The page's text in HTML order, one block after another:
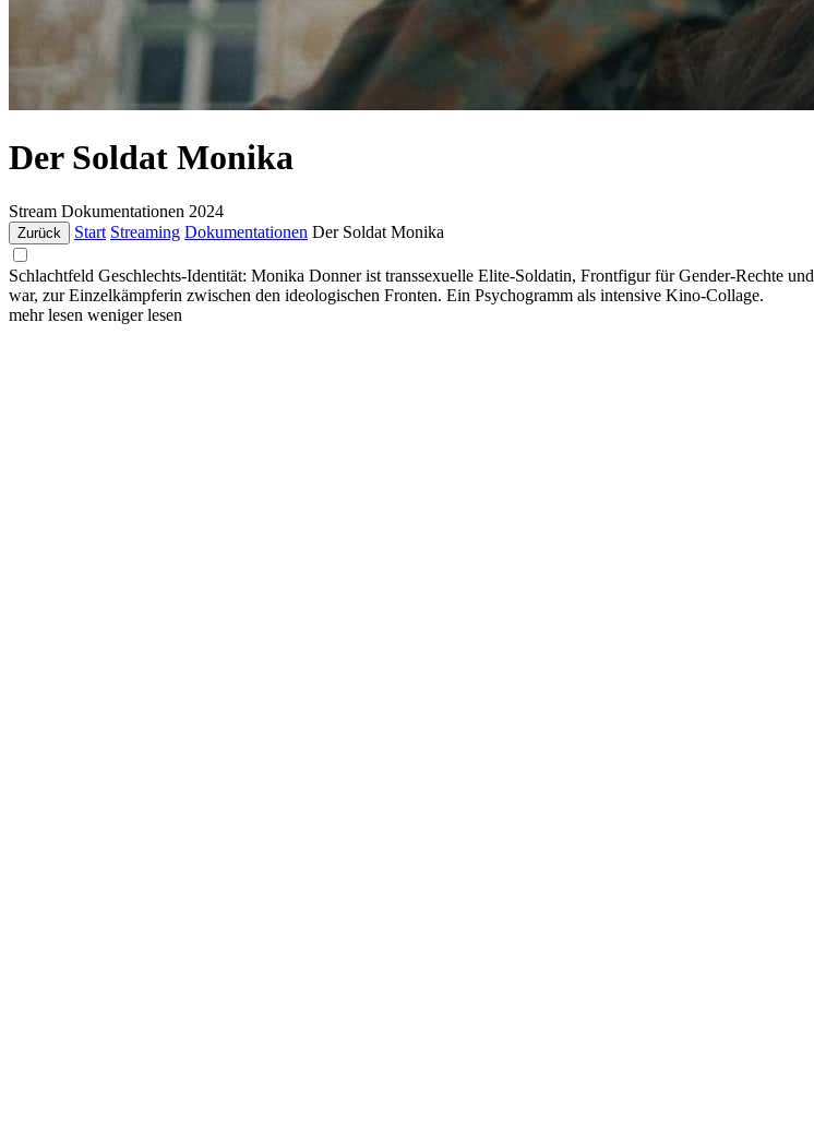
Der Soldat Monika
Stream Dokumentationen 2024
Zurück Start Streaming Dokumentationen Der Soldat Monika
Schlachtfeld Geschlechts-Identität: Monika Donner ist transsexuelle Elite-Soldatin, Frontfigur für Gender-Rechte
war, zur Einzelkämpferin zwischen den ideologischen Fronten. Ein Psychogramm als intensive Kino-Collage.
mehr lesen weniger lesen